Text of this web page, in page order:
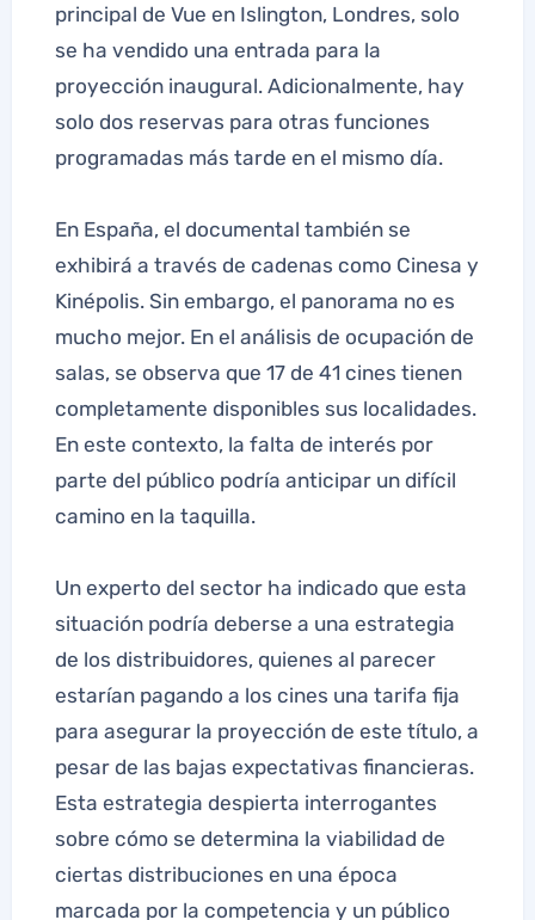
principal de Vue en Islington, Londres, solo
se ha vendido una entrada para la
proyección inaugural. Adicionalmente, hay
solo dos reservas para otras funciones
programadas más tarde en el mismo día.
En España, el documental también se
exhibirá a través de cadenas como Cinesa y
Kinépolis. Sin embargo, el panorama no es
mucho mejor. En el análisis de ocupación de
salas, se observa que 17 de 41 cines tienen
completamente disponibles sus localidades.
En este contexto, la falta de interés por
parte del público podría anticipar un difícil
camino en la taquilla.
Un experto del sector ha indicado que esta
situación podría deberse a una estrategia
de los distribuidores, quienes al parecer
estarían pagando a los cines una tarifa fija
para asegurar la proyección de este título, a
pesar de las bajas expectativas financieras.
Esta estrategia despierta interrogantes
sobre cómo se determina la viabilidad de
ciertas distribuciones en una época
marcada por la competencia y un público